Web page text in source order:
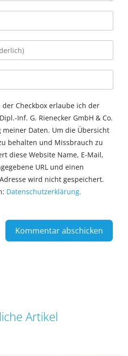
der Checkbox erlaube ich der
Inf. G. Rienecker GmbH & Co.
meiner Daten. Um die Übersicht
behalten und Missbrauch zu
diese Website Name, E-Mail,
URL und einen
wird nicht gespeichert.
Datenschutzerklärung.
Artikel